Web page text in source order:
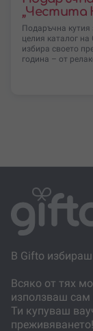
избере това,
Резервацията
дати и
според
„Честита
Подаръчна кутия
целия каталог
избира своето
година – от
В Gifto избираш
Всяко от тях
използваш сам
Ти купуваш
преживяването!